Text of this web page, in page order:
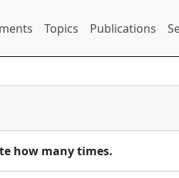
Topics Publications
how many times.